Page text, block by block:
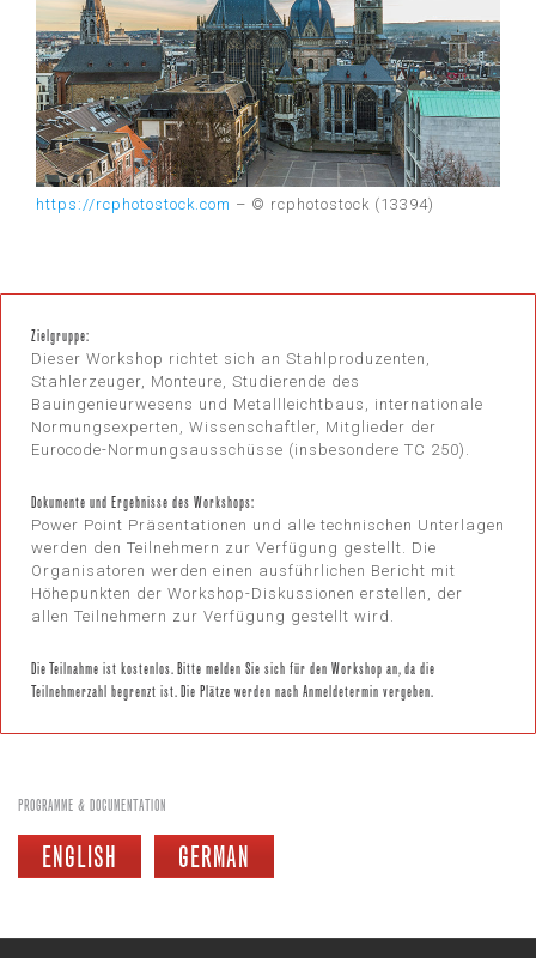
https://rcphotostock.com – © rcphotostock (13394)
Zielgruppe:
Dieser Workshop richtet sich an Stahlproduzenten,
Stahlerzeuger, Monteure, Studierende des
Bauingenieurwesens und Metallleichtbaus, internationale
Normungsexperten, Wissenschaftler, Mitglieder der
Eurocode-Normungsausschüsse (insbesondere TC 250).
Dokumente und Ergebnisse des Workshops:
Power Point Präsentationen und alle technischen Unterlagen
werden den Teilnehmern zur Verfügung gestellt. Die
Organisatoren werden einen ausführlichen Bericht mit
Höhepunkten der Workshop-Diskussionen erstellen, der
allen Teilnehmern zur Verfügung gestellt wird.
Die Teilnahme ist kostenlos. Bitte melden Sie sich für den Workshop an, da die
Teilnehmerzahl begrenzt ist. Die Plätze werden nach Anmeldetermin vergeben.
PROGRAMME & DOCUMENTATION
ENGLISH GERMAN